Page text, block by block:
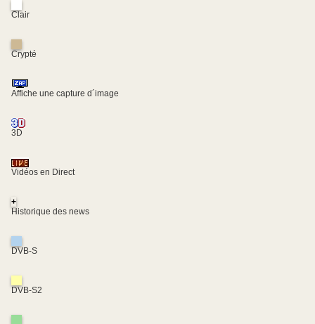
Clair
Crypté
Affiche une capture d´image
3D
Vidéos en Direct
+
Historique des news
DVB-S
DVB-S2